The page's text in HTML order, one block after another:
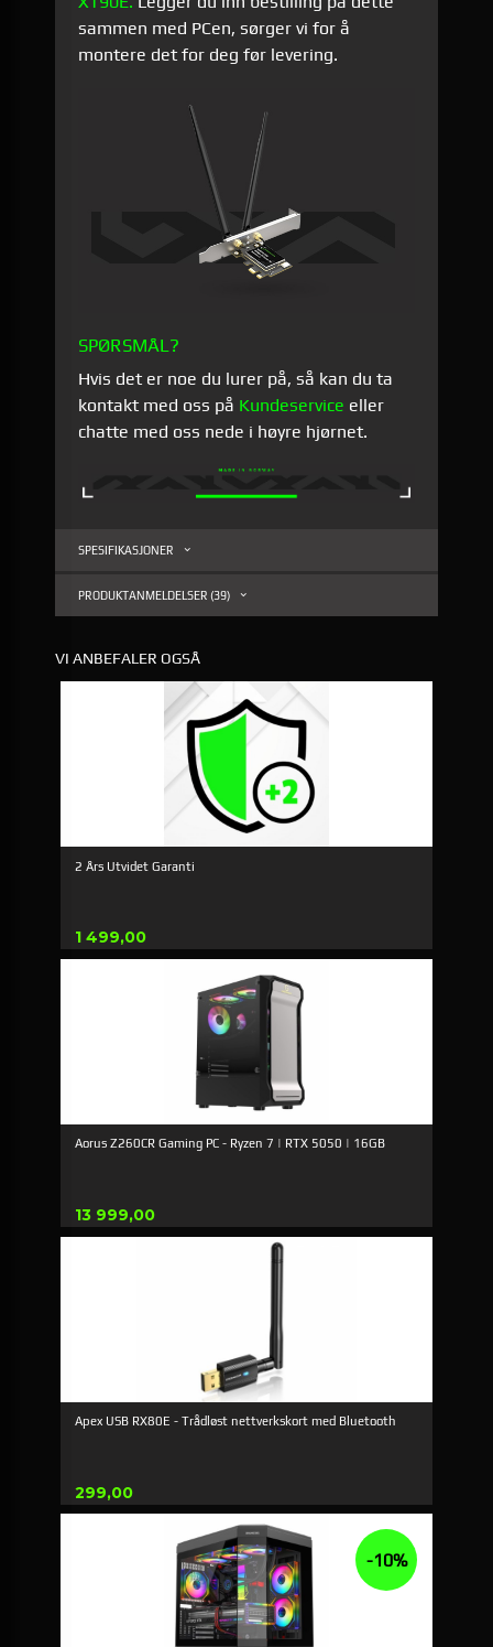
sammen med PCen, sørger vi for å
montere det for deg før levering.
SPØRSMÅL?
Hvis det er noe du lurer på, så kan du ta
kontakt med oss på Kundeservice eller
chatte med oss nede i høyre hjørnet.
SPESIFIKASJONER
PRODUKTANMELDELSER (39)
VI ANBEFALER OGSÅ
2 Års Utvidet Garanti
Pris
1 499,00
Aorus Z260CR Gaming PC - Ryzen 7 | RTX 5050 | 16GB
Pris
13 999,00
Apex USB RX80E - Trådløst nettverkskort med Bluetooth
Pris
299,00
-10%